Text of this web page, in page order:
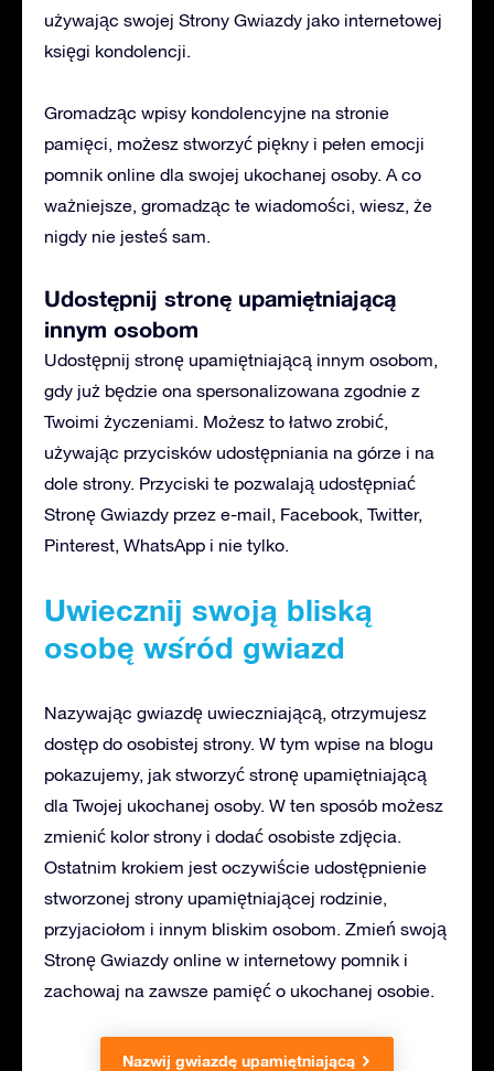
używając swojej Strony Gwiazdy jako internetowej
księgi kondolencji.
Gromadząc wpisy kondolencyjne na stronie
pamięci, możesz stworzyć piękny i pełen emocji
pomnik online dla swojej ukochanej osoby. A co
ważniejsze, gromadząc te wiadomości, wiesz, że
nigdy nie jesteś sam.
Udostępnij stronę upamiętniającą
innym osobom
Udostępnij stronę upamiętniającą innym osobom,
gdy już będzie ona spersonalizowana zgodnie z
Twoimi życzeniami. Możesz to łatwo zrobić,
używając przycisków udostępniania na górze i na
dole strony. Przyciski te pozwalają udostępniać
Stronę Gwiazdy przez e-mail, Facebook, Twitter,
Pinterest, WhatsApp i nie tylko.
Uwiecznij swoją bliską
osobę wśród gwiazd
Nazywając gwiazdę uwieczniającą, otrzymujesz
dostęp do osobistej strony. W tym wpise na blogu
pokazujemy, jak stworzyć stronę upamiętniającą
dla Twojej ukochanej osoby. W ten sposób możesz
zmienić kolor strony i dodać osobiste zdjęcia.
Ostatnim krokiem jest oczywiście udostępnienie
stworzonej strony upamiętniającej rodzinie,
przyjaciołom i innym bliskim osobom. Zmień swoją
Stronę Gwiazdy online w internetowy pomnik i
zachowaj na zawsze pamięć o ukochanej osobie.
Nazwij gwiazdę upamiętniającą